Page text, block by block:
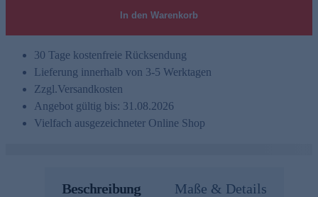
In den Warenkorb
30 Tage kostenfreie Rücksendung
Lieferung innerhalb von 3-5 Werktagen
Zzgl.Versandkosten
Angebot gültig bis: 31.08.2026
Vielfach ausgezeichneter Online Shop
Beschreibung Maße & Details